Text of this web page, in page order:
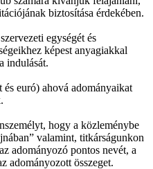
biztosítása érdekében.
egységét és
képest anyagiakkal
indulását.
euró) ahová adományaikat
hogy a közleménybe
valamint, titkárságunkon
adományozó pontos nevét, a
adományozott összeget.